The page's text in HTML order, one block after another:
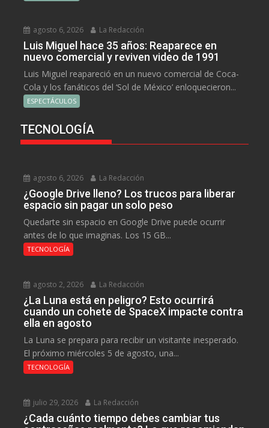
agosto 6, 2026 La Redacción
Luis Miguel hace 35 años: Reaparece en
nuevo comercial y reviven video de 1991
Luis Miguel reapareció en un nuevo comercial de Coca-
Cola y los fanáticos del ‘Sol de México’ enloquecieron...
ESPECTÁCULOS
TECNOLOGÍA
agosto 6, 2026 La Redacción
¿Google Drive lleno? Los trucos para liberar
espacio sin pagar un solo peso
Quedarte sin espacio en Google Drive puede ocurrir
antes de lo que imaginas. Los 15 GB...
TECNOLOGÍA
agosto 2, 2026 La Redacción
¿La Luna está en peligro? Esto ocurrirá
cuando un cohete de SpaceX impacte contra
ella en agosto
La Luna se prepara para recibir un visitante inesperado.
El próximo miércoles 5 de agosto, una...
TECNOLOGÍA
julio 29, 2026 La Redacción
¿Cada cuánto tiempo debes cambiar tus